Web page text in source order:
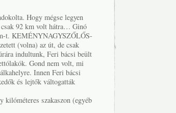
Hogy mégse legyen
92 km volt hátra… Ginó
t. KEMÉNYNAGYSZŐLŐS-
(volna) az út, de csak
indultunk, Feri bácsi beült
Gond nem volt, mi
Innen Feri bácsi
és lejtők váltogatták
szakaszon (egyéb